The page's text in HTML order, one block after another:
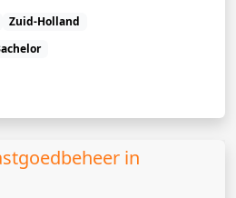
Zuid-Holland
in